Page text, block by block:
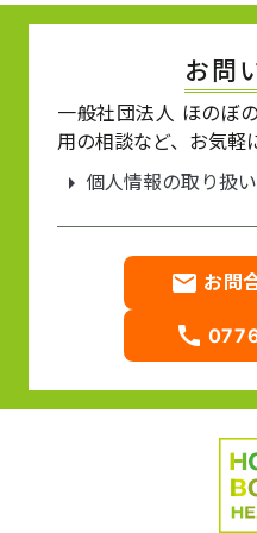
お問
一般社団法人 ほのぼ
用の相談など、お気軽
arrow_right 個人情報の取り扱
email お問
call